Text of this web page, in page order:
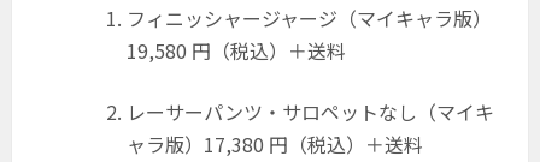
フィニッシャージャージ（マイキャラ版）
19,580 円（税込）＋送料
レーサーパンツ・サロペットなし（マイキ
ャラ版）17,380 円（税込）＋送料